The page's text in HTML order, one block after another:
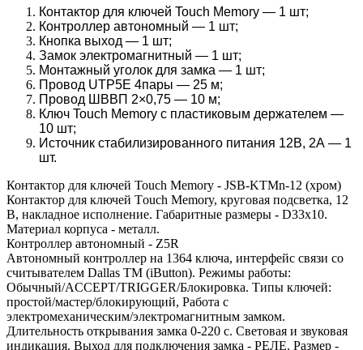
Контактор для ключей Touch Memory — 1 шт;
Контроллер автономный — 1 шт;
Кнопка выход — 1 шт;
Замок электромагнитный — 1 шт;
Монтажный уголок для замка — 1 шт;
Провод UTP5E 4пары — 25 м;
Провод ШВВП 2×0,75 — 10 м;
Ключ Touch Memory с пластиковым держателем —
10 шт;
Источник стабилизированного питания 12В, 2А — 1
шт.
Контактор для ключей Touch Memory - JSB-KTMn-12 (хром)
Контактор для ключей Тouch Memory, круговая подсветка, 12
В, накладное исполнение. Габаритные размеры - D33х10.
Материал корпуса - металл.
Контроллер автономный - Z5R
Автономный контроллер на 1364 ключа, интерфейс связи со
считывателем Dallas TM (iButton). Режимы работы:
Обычный/ACCEPT/TRIGGER/Блокировка. Типы ключей:
простой/мастер/блокирующий, Работа с
электромеханическим/электромагнитным замком.
Длительность открывания замка 0-220 c. Световая и звуковая
индикация. Выход для подключения замка - РЕЛЕ. Размер -